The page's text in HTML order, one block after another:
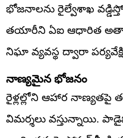
భోజనాలను రైల్వేశాఖ
తయారీని ఏఐ ఆధారిత
నిఘా వ్యవస్థ ద్వారా
నాణ్యమైన భోజనం
రైళ్లల్లోని ఆహార నాణ్యతపై
విమర్శలు వస్తున్నాయి.